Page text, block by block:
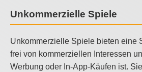
Unkommerzielle Spiele
Unkommerzielle Spiele bieten eine
frei von kommerziellen Interessen
Werbung oder In-App-Käufen ist.